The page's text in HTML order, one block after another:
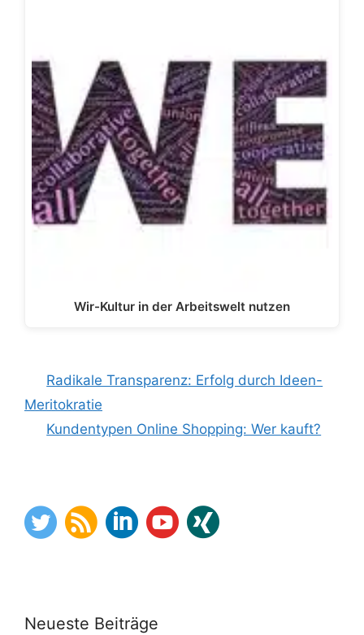
Wir-Kultur in der Arbeitswelt nutzen
Radikale Transparenz: Erfolg durch Ideen-
Meritokratie
Kundentypen Online Shopping: Wer kauft?
Neueste Beiträge